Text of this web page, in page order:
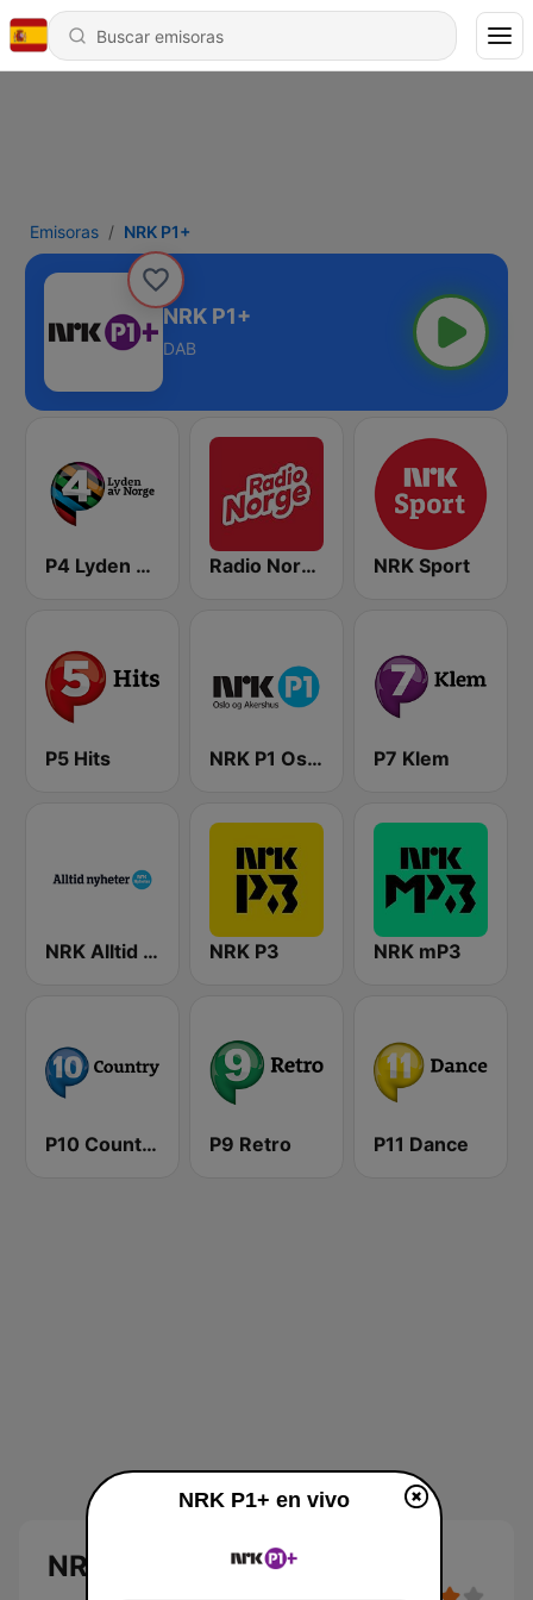
Emisoras NRK P1+
NRK P1+
DAB
P4 Lyden av Norge Radio Norge NRK Sport
P5 Hits NRK P1 Oslo og Akershus P7 Klem
NRK Alltid Nyheter NRK P3 NRK mP3
P10 Country P9 Retro P11 Dance
NRK P1+
NRK P1+ en vivo